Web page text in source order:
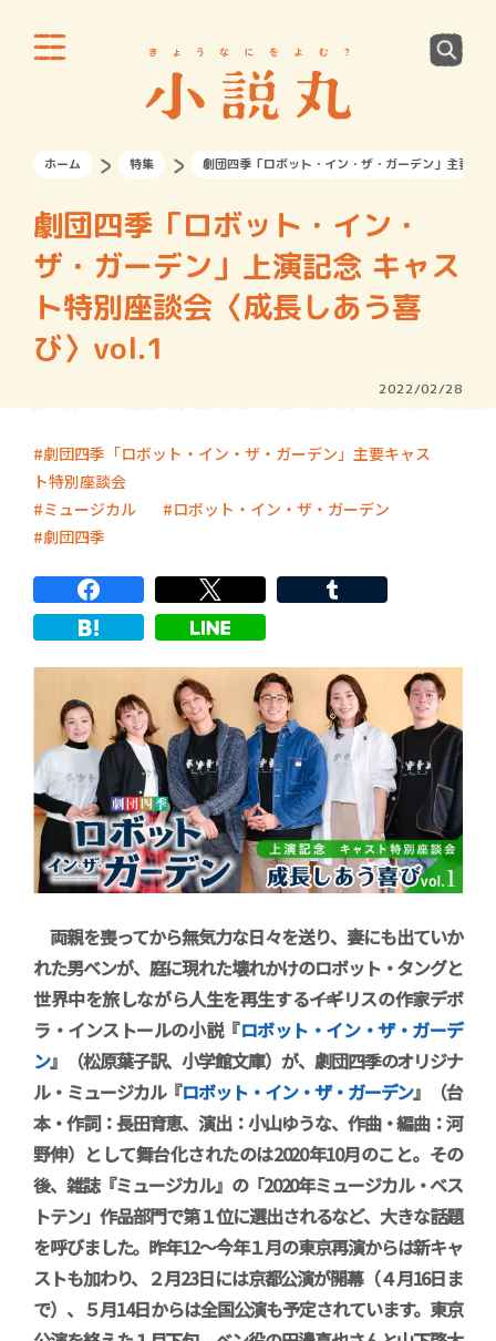
ホーム 特集 劇団四季「ロボット・イン・ザ・ガーデン」主要キ
劇団四季「ロボット・イン・
ザ・ガーデン」上演記念 キャス
ト特別座談会〈成長しあう喜
び〉vol.1
2022/02/28
劇団四季「ロボット・イン・ザ・ガーデン」主要キャス
ト特別座談会
ミュージカル
ロボット・イン・ザ・ガーデン
劇団四季
両親を喪ってから無気力な日々を送り、妻にも出ていか
れた男ベンが、庭に現れた壊れかけのロボット・タングと
世界中を旅しながら人生を再生する――イギリスの作家デボ
ラ・インストールの小説『ロボット・イン・ザ・ガーデ
ン』（松原葉子訳、小学館文庫）が、劇団四季のオリジナ
ル・ミュージカル『ロボット・イン・ザ・ガーデン』（台
本・作詞：長田育恵、演出：小山ゆうな、作曲・編曲：河
野伸）として舞台化されたのは2020年10月のこと。その
後、雑誌『ミュージカル』の「2020年ミュージカル・ベス
トテン」作品部門で第１位に選出されるなど、大きな話題
を呼びました。昨年12～今年１月の東京再演からは新キャ
ストも加わり、２月23日には京都公演が開幕（４月16日ま
で）、５月14日からは全国公演も予定されています。東京